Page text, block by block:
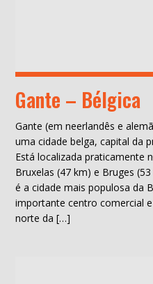
Gante – Bélgica
Gante (em neerlandês e
uma cidade belga, capital da
Está localizada praticamente
Bruxelas (47 km) e Bruges
é a cidade mais populosa da
importante centro comercial
norte da […]